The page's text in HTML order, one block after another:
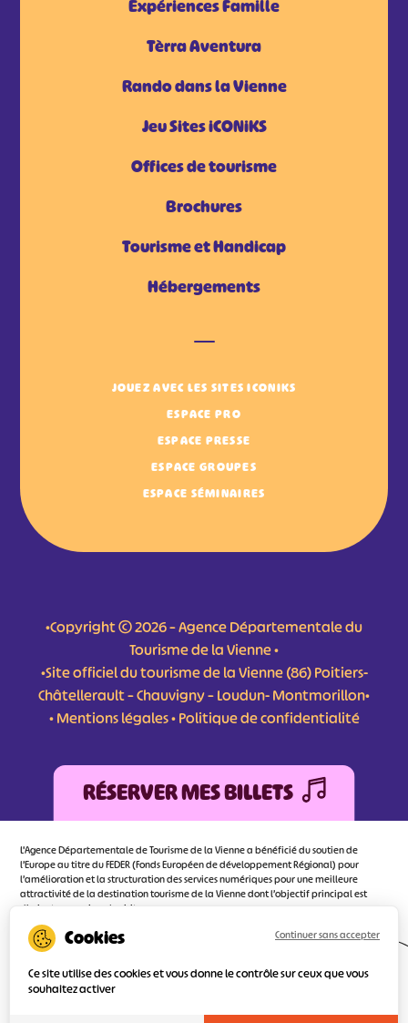
Expériences Famille
Tèrra Aventura
Rando dans la Vienne
Jeu Sites iCONiKS
Offices de tourisme
Brochures
Tourisme et Handicap
Hébergements
JOUEZ AVEC LES SITES ICONIKS
ESPACE PRO
ESPACE PRESSE
ESPACE GROUPES
ESPACE SÉMINAIRES
•Copyright © 2026 – Agence Départementale du
Tourisme de la Vienne •
•Site officiel du tourisme de la Vienne (86) Poitiers-
Châtellerault – Chauvigny – Loudun- Montmorillon•
•Mentions légales•Politique de confidentialité
RÉSERVER MES BILLETS
L'Agence Départementale de Tourisme de la Vienne a bénéficié du soutien de
l’Europe au titre du FEDER (Fonds Européen de développement Régional) pour
l’amélioration et la structuration des services numériques pour une meilleure
attractivité de la destination tourisme de la Vienne dont l’objectif principal est
d’orienter au mieux le visiteur.
Réalisé
Ce site utilise des cookies et vous donne le contrôle sur ceux que vous
souhaitez activer
Continuer sans accepter